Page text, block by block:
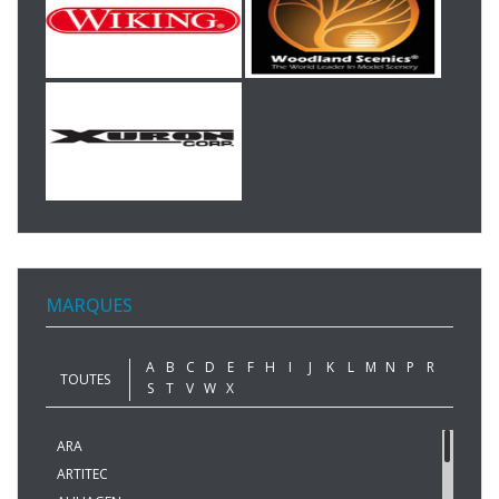
MARQUES
TOUTES
A B C D E F H I J K L M N P
R
S
T V W X
ARA
ARTITEC